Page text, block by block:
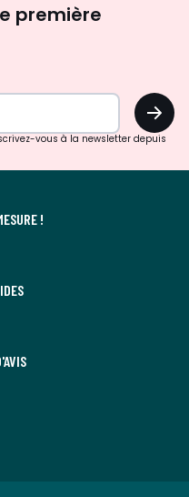
première
OK
vous à la newsletter depuis
!